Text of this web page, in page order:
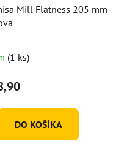
Mill Flatness 205 mm
(1 ks)
DO KOŠÍKA